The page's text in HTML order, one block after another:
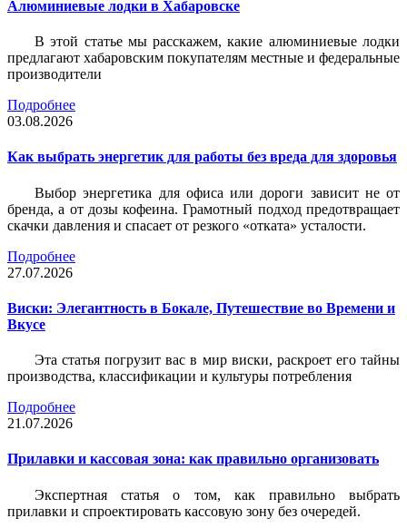
Алюминиевые лодки в Хабаровске
В этой статье мы расскажем, какие алюминиевые лодки
предлагают хабаровским покупателям местные и федеральные
производители
Подробнее
03.08.2026
Как выбрать энергетик для работы без вреда для здоровья
Выбор энергетика для офиса или дороги зависит не от
бренда, а от дозы кофеина. Грамотный подход предотвращает
скачки давления и спасает от резкого «отката» усталости.
Подробнее
27.07.2026
Виски: Элегантность в Бокале, Путешествие во Времени и
Вкусе
Эта статья погрузит вас в мир виски, раскроет его тайны
производства, классификации и культуры потребления
Подробнее
21.07.2026
Прилавки и кассовая зона: как правильно организовать
Экспертная статья о том, как правильно выбрать
прилавки и спроектировать кассовую зону без очередей.